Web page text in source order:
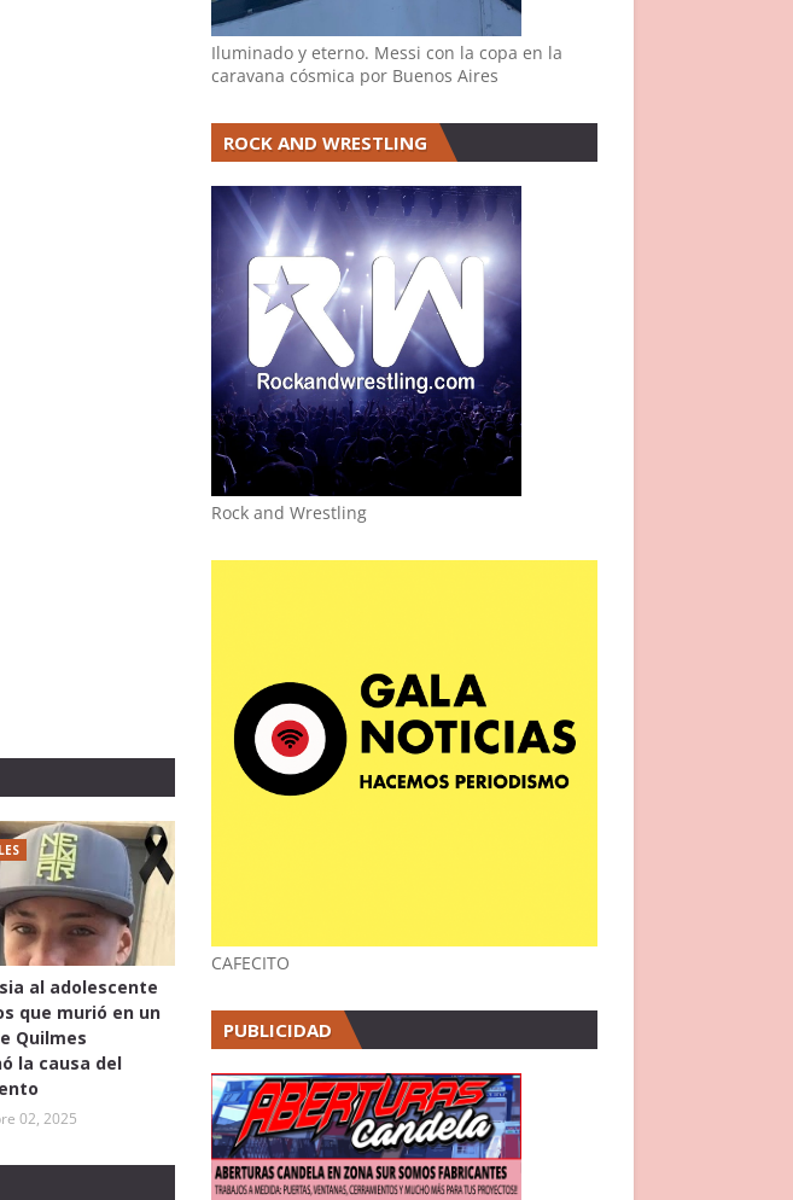
al adolescente
que murió en un
Quilmes
la causa del
02, 2025
Iluminado y eterno. Messi con la copa en la
caravana cósmica por Buenos Aires
ROCK AND WRESTLING
Rock and Wrestling
CAFECITO
PUBLICIDAD